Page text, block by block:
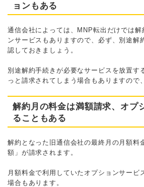
ョンもある
通信会社によっては、MNP転出だけでは解
ンサービスもありますので、必ず、別途解
認しておきましょう。
別途解約手続きが必要なサービスを放置す
っと請求されてしまう場合もありますので
解約月の料金は満額請求、オプ
ることもある
解約となった旧通信会社の最終月の月額料
額」が請求されます。
月額料金で利用していたオプションサービ
場合もあります。